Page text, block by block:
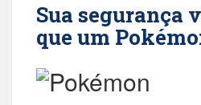
Sua segurança
que um